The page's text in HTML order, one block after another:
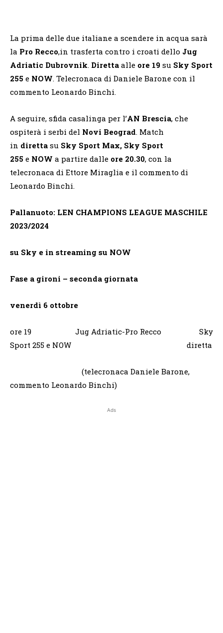
La prima delle due italiane a scendere in acqua sarà
la Pro Recco,in trasferta contro i croati dello Jug
Adriatic Dubrovnik. Diretta alle ore 19 su Sky Sport
255 e NOW. Telecronaca di Daniele Barone con il
commento Leonardo Binchi.
A seguire, sfida casalinga per l’AN Brescia, che
ospiterà i serbi del Novi Beograd. Match
in diretta su Sky Sport Max, Sky Sport
255 e NOW a partire dalle ore 20.30, con la
telecronaca di Ettore Miraglia e il commento di
Leonardo Binchi.
Pallanuoto: LEN CHAMPIONS LEAGUE MASCHILE
2023/2024
su Sky e in streaming su NOW
Fase a gironi – seconda giornata
venerdì 6 ottobre
ore 19 Jug Adriatic-Pro Recco Sky
Sport 255 e NOW diretta
(telecronaca Daniele Barone,
commento Leonardo Binchi)
Ads